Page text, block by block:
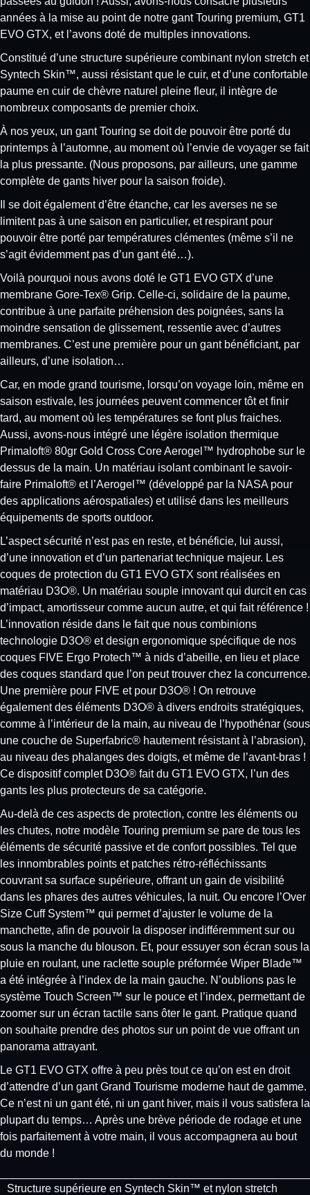
années à la mise au point de notre gant Touring premium, GT1
EVO GTX, et l’avons doté de multiples innovations.
Constitué d’une structure supérieure combinant nylon stretch et
Syntech Skin™, aussi résistant que le cuir, et d’une confortable
paume en cuir de chèvre naturel pleine fleur, il intègre de
nombreux composants de premier choix.
À nos yeux, un gant Touring se doit de pouvoir être porté du
printemps à l’automne, au moment où l’envie de voyager se fait
la plus pressante. (Nous proposons, par ailleurs, une gamme
complète de gants hiver pour la saison froide).
Il se doit également d’être étanche, car les averses ne se
limitent pas à une saison en particulier, et respirant pour
pouvoir être porté par températures clémentes (même s’il ne
s’agit évidemment pas d’un gant été…).
Voilà pourquoi nous avons doté le GT1 EVO GTX d’une
membrane Gore-Tex® Grip. Celle-ci, solidaire de la paume,
contribue à une parfaite préhension des poignées, sans la
moindre sensation de glissement, ressentie avec d’autres
membranes. C’est une première pour un gant bénéficiant, par
ailleurs, d’une isolation…
Car, en mode grand tourisme, lorsqu’on voyage loin, même en
saison estivale, les journées peuvent commencer tôt et finir
tard, au moment où les températures se font plus fraiches.
Aussi, avons-nous intégré une légère isolation thermique
Primaloft® 80gr Gold Cross Core Aerogel™ hydrophobe sur le
dessus de la main. Un matériau isolant combinant le savoir-
faire Primaloft® et l’Aerogel™ (développé par la NASA pour
des applications aérospatiales) et utilisé dans les meilleurs
équipements de sports outdoor.
L’aspect sécurité n’est pas en reste, et bénéficie, lui aussi,
d’une innovation et d’un partenariat technique majeur. Les
coques de protection du GT1 EVO GTX sont réalisées en
matériau D3O®. Un matériau souple innovant qui durcit en cas
d’impact, amortisseur comme aucun autre, et qui fait référence !
L’innovation réside dans le fait que nous combinions
technologie D3O® et design ergonomique spécifique de nos
coques FIVE Ergo Protech™ à nids d’abeille, en lieu et place
des coques standard que l’on peut trouver chez la concurrence.
Une première pour FIVE et pour D3O® ! On retrouve
également des éléments D3O® à divers endroits stratégiques,
comme à l’intérieur de la main, au niveau de l’hypothénar (sous
une couche de Superfabric® hautement résistant à l’abrasion),
au niveau des phalanges des doigts, et même de l’avant-bras !
Ce dispositif complet D3O® fait du GT1 EVO GTX, l’un des
gants les plus protecteurs de sa catégorie.
Au-delà de ces aspects de protection, contre les éléments ou
les chutes, notre modèle Touring premium se pare de tous les
éléments de sécurité passive et de confort possibles. Tel que
les innombrables points et patches rétro-réfléchissants
couvrant sa surface supérieure, offrant un gain de visibilité
dans les phares des autres véhicules, la nuit. Ou encore l’Over
Size Cuff System™ qui permet d’ajuster le volume de la
manchette, afin de pouvoir la disposer indifféremment sur ou
sous la manche du blouson. Et, pour essuyer son écran sous la
pluie en roulant, une raclette souple préformée Wiper Blade™
a été intégrée à l’index de la main gauche. N’oublions pas le
système Touch Screen™ sur le pouce et l’index, permettant de
zoomer sur un écran tactile sans ôter le gant. Pratique quand
on souhaite prendre des photos sur un point de vue offrant un
panorama attrayant.
Le GT1 EVO GTX offre à peu près tout ce qu’on est en droit
d’attendre d’un gant Grand Tourisme moderne haut de gamme.
Ce n’est ni un gant été, ni un gant hiver, mais il vous satisfera la
plupart du temps… Après une brève période de rodage et une
fois parfaitement à votre main, il vous accompagnera au bout
du monde !
Structure supérieure en Syntech Skin™ et nylon stretch